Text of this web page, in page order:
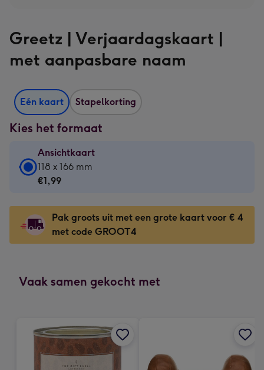
Greetz | Verjaardagskaart |
met aanpasbare naam
Eén kaart Stapelkorting
Kies het formaat
Ansichtkaart
Ansichtkaart
-
-
118
x
-
166
mm
118 x 166 mm
€1,99
Pak groots uit met een grote kaart voor € 4
met code GROOT4
Vaak samen gekocht met